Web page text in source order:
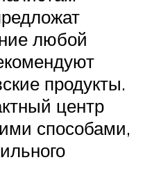
любой
продукты.
центр
способами,